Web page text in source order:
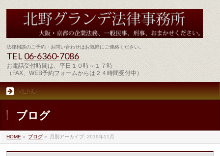
法律相談のご予約・お問い合わせはお気軽にご連絡ください。
TEL06-6360-7086
お電話受付時間は、平日１０時～１７時
（FAX、WEB予約フォームからは２４時間受付中）
MENU
ブログ
HOME » ブログ » 月別アーカイブ: 2019年11月